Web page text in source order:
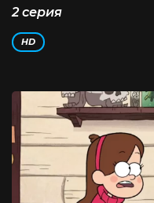
2 серия
HD